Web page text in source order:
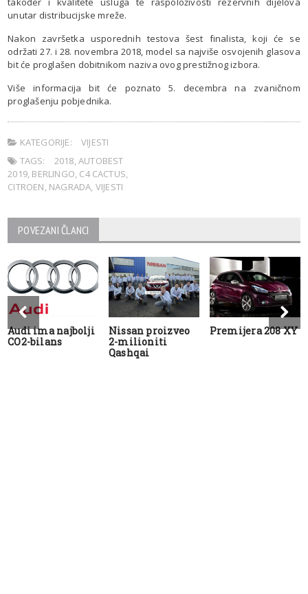
unutar distribucijske mreže.
Nakon završetka usporednih testova šest finalista, koji će se
održati 27. i 28. novembra 2018, model sa najviše osvojenih glasova
bit će proglašen dobitnikom naziva ovog prestižnog izbora.
Više informacija bit će poznato 5. decembra na zvaničnom
proglašenju pobjednika.
KATEGORIJE:
VIJESTI
TAGS:
2018,AUTOBEST
2019, BERLINGO, C4 CACTUS,
CITROEN, NAGRADA, VIJESTI
POVEZANI ČLANCI
Audi ima najbolji
CO2-bilans
Nissan proizveo
2-milioniti
Qashqai
Premijera 208 XY